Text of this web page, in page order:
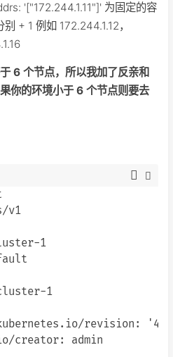
'["172.244.1.11"]' 为固定的容
+ 1 例如 172.244.1.12，
6 个节点，所以我加了反亲和
你的环境小于 6 个节点则要去
v1
1
1
revision: '4'
creator: admin